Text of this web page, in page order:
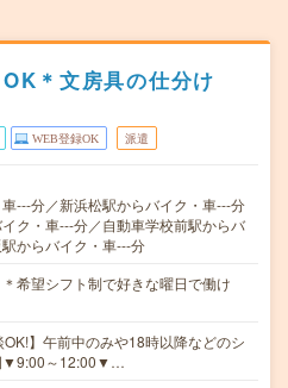
＊文房具の仕分け
WEB登録OK 派遣
---分／新浜松駅からバイク・車---分
ク・車---分／自動車学校前駅からバ
からバイク・車---分
希望シフト制で好きな曜日で働け
OK!】午前中のみや18時以降などのシ
▼9:00～12:00▼…